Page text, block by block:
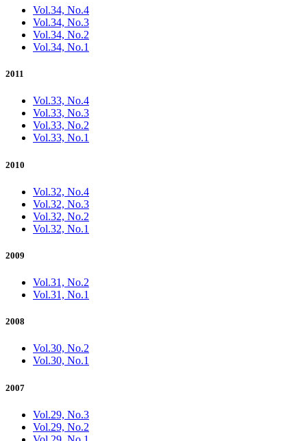
Vol.34, No.4
Vol.34, No.3
Vol.34, No.2
Vol.34, No.1
2011
Vol.33, No.4
Vol.33, No.3
Vol.33, No.2
Vol.33, No.1
2010
Vol.32, No.4
Vol.32, No.3
Vol.32, No.2
Vol.32, No.1
2009
Vol.31, No.2
Vol.31, No.1
2008
Vol.30, No.2
Vol.30, No.1
2007
Vol.29, No.3
Vol.29, No.2